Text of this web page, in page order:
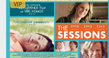
VIP